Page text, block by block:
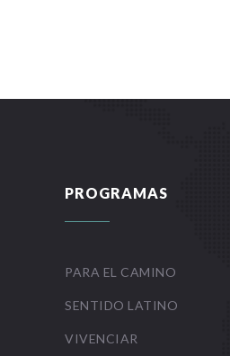
PROGRAMAS
PARA EL CAMINO
SENTIDO LATINO
VIVENCIAR